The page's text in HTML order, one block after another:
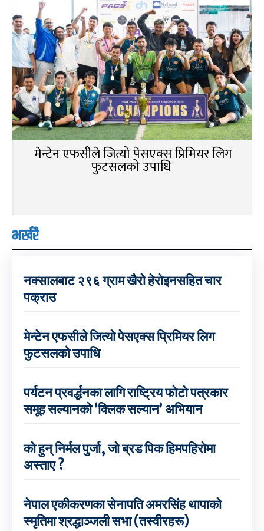
मेन्टेन एफसीले जित्यो पेसएक्स प्रिमियर लिग
फुटसलको उपाधि
भर्खरै
नक्सालबाट २९६ ग्राम खैरो हेरोइनसहित चार
पक्राउ
मेन्टेन एफसीले जित्यो पेसएक्स प्रिमियर लिग
फुटसलको उपाधि
पर्यटन प्रवर्द्धनका लागि राष्ट्रिय फोटो पत्रकार
समूह सल्यानको ‘क्लिक सल्यान’ अभियान
को हुन् निर्मल पुर्जा, जो ब्रड पिक हिमपहिरोमा
अस्ताए ?
नेपाल एकीकरणका सेनापति अमरसिंह थापाको
स्मृतिमा श्रद्धाञ्जली सभा (तस्वीरहरू)